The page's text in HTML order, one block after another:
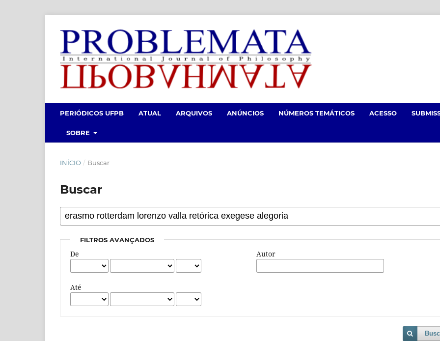
PERIÓDICOS UFPB ATUAL ARQUIVOS ANÚNCIOS NÚMEROS TEMÁTICOS ACESSO
SOBRE
INÍCIO / Buscar
Buscar
FILTROS AVANÇADOS
De
Até
Autor